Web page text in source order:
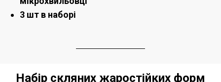
3 шт в наборі
Набір скляних жаростійких форм